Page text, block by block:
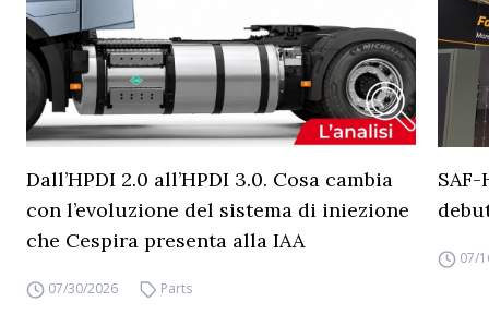
Dall’HPDI 2.0 all’HPDI 3.0. Cosa cambia
con l’evoluzione del sistema di iniezione
che Cespira presenta alla IAA
07/30/2026 Parts
07/